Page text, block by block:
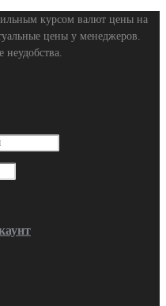
курсом валют цены на
цены у менеджеров.